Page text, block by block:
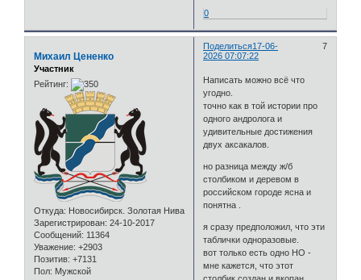
0
Поделиться 7
17-06-
2026 07:07:22
Михаил Цененко
Участник
Рейтинг:
Откуда: Новосибирск. Золотая Нива
Зарегистрирован: 24-10-2017
Сообщений: 11364
Уважение: +2903
Позитив: +7131
Пол: Мужской
Написать можно всё что
угодно.
точно как в той истории про
одного андролога и
удивительные достижения
двух аксакалов.
но разница между ж/б
столбиком и деревом в
российском городе ясна и
понятна .
я сразу предположил, что эти
таблички одноразовые.
вот только есть одно НО -
мне кажется, что этот
столбик создан и вкопан